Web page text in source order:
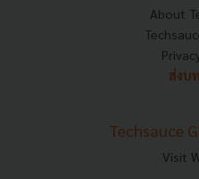
About
ส่งบ
Techsauce
Visit